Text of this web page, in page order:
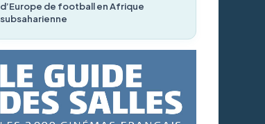
d’Europe de football en Afrique
subsaharienne